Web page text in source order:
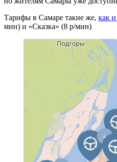
Тарифы в Самаре такие же, как и
мин) и «Сказка» (8 р/мин)